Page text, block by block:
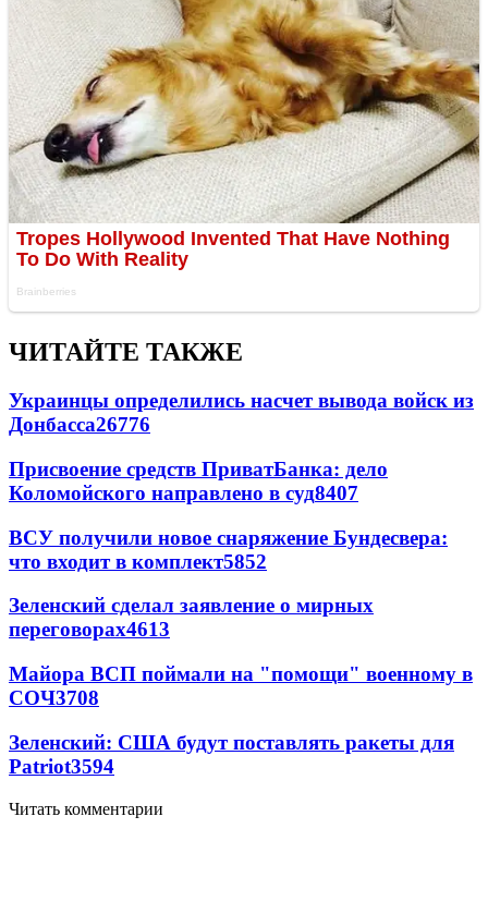
ЧИТАЙТЕ ТАКЖЕ
Украинцы определились насчет вывода войск из
Донбасса26776
Присвоение средств ПриватБанка: дело
Коломойского направлено в суд8407
ВСУ получили новое снаряжение Бундесвера:
что входит в комплект5852
Зеленский сделал заявление о мирных
переговорах4613
Майора ВСП поймали на "помощи" военному в
СОЧ3708
Зеленский: США будут поставлять ракеты для
Patriot3594
Читать комментарии